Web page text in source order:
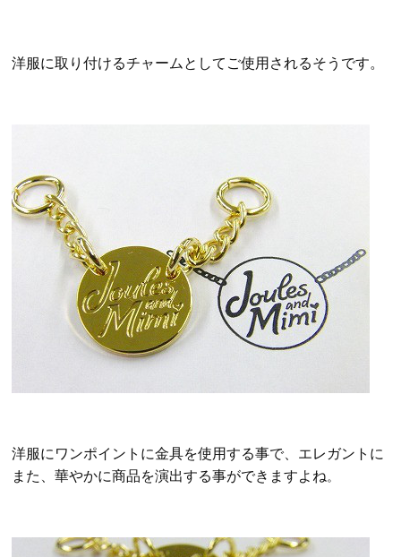
洋服に取り付けるチャームとしてご使用されるそうです。
洋服にワンポイントに金具を使用する事で、エレガントに
また、華やかに商品を演出する事ができますよね。